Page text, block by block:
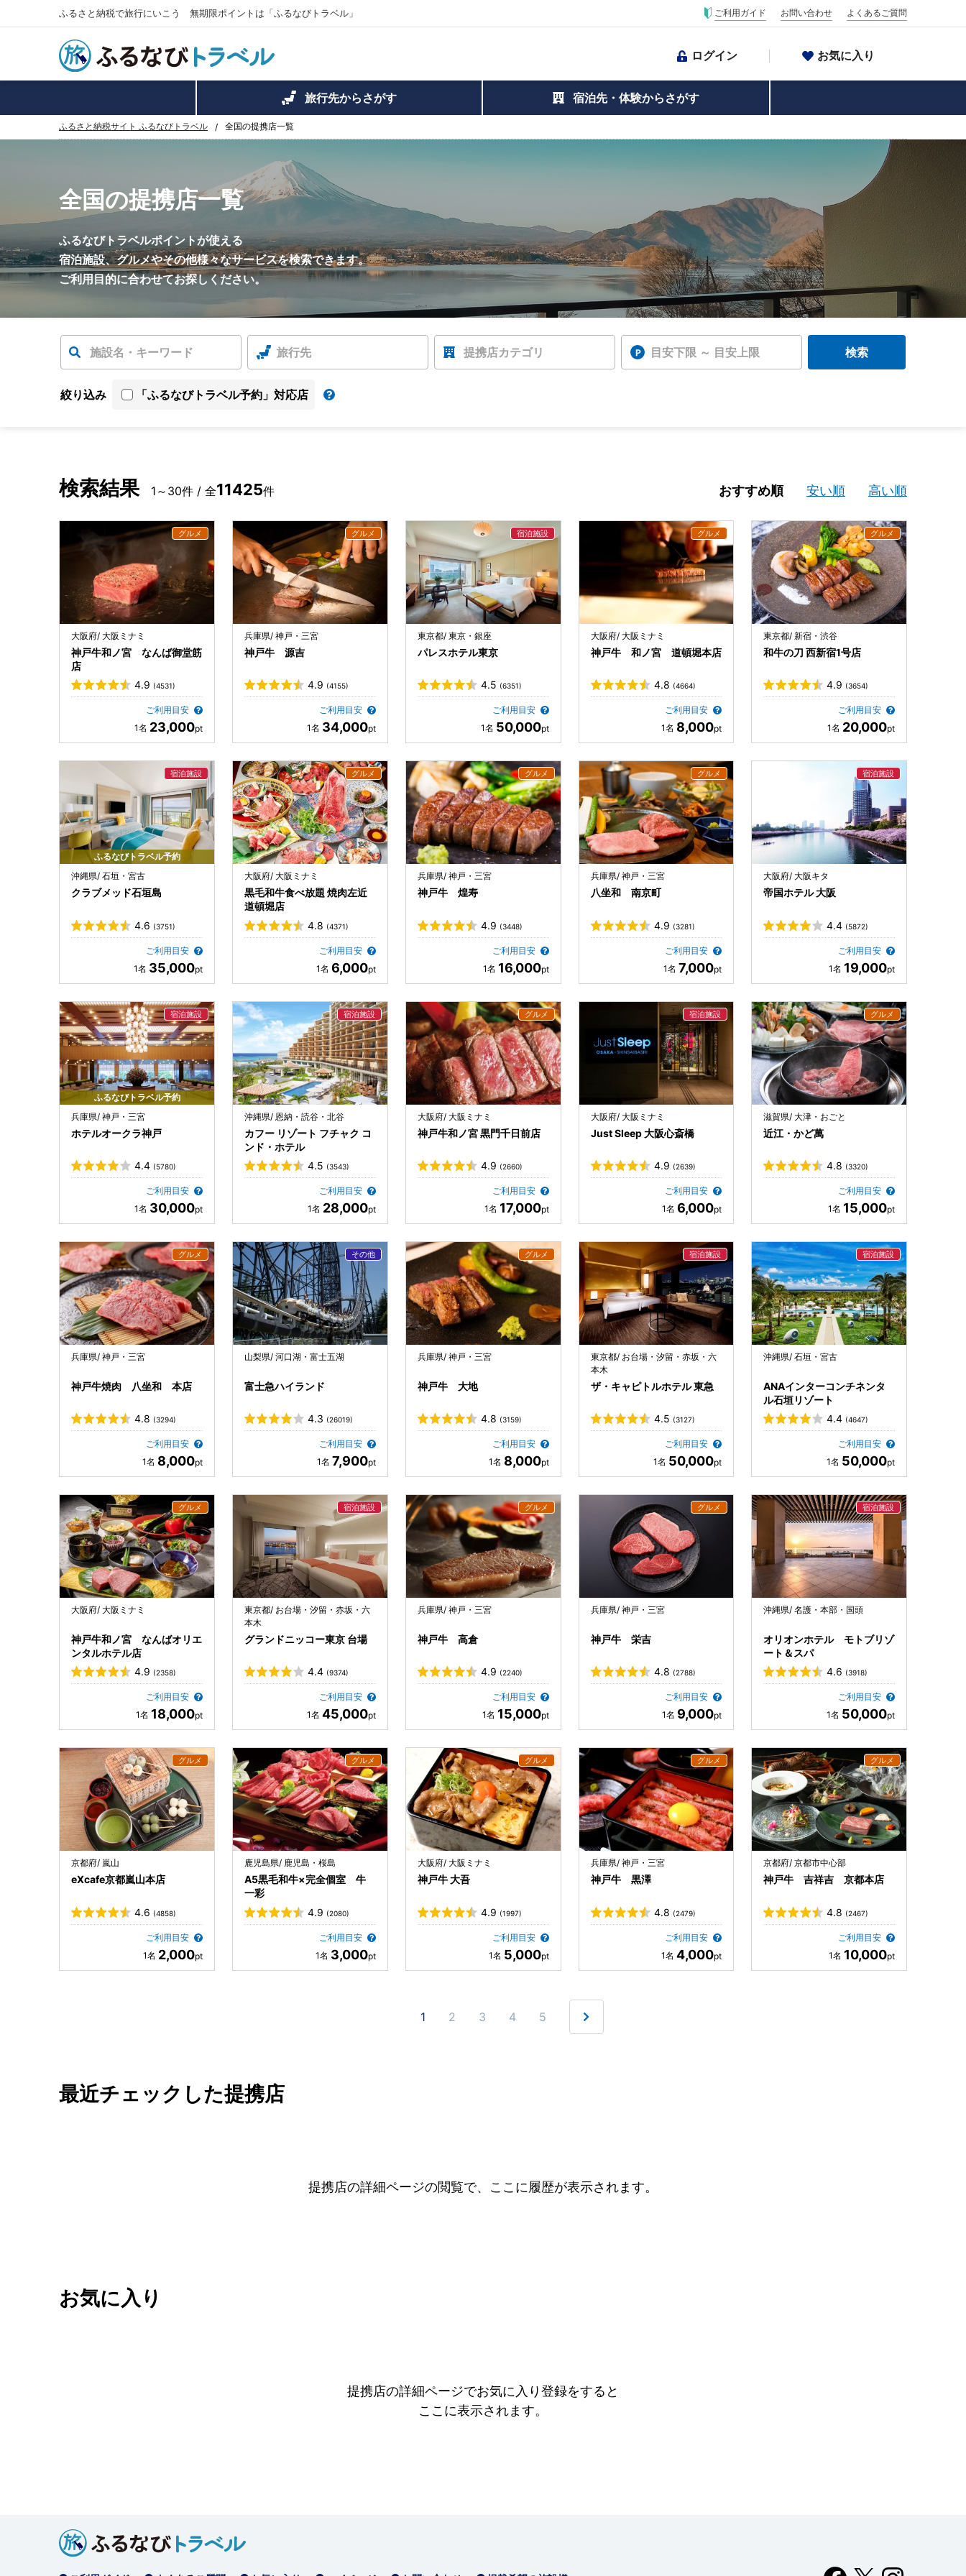
ふるさと納税で旅行にいこう 無期限ポイントは「ふるなびトラベル」 ご利用ガイド お問い合わせ よくあるご質問
ログイン お気に入り
旅行先からさがす 宿泊先・体験からさがす
ふるさと納税サイト ふるなびトラベル 全国の提携店一覧
全国の提携店一覧
ふるなびトラベルポイントが使える
宿泊施設、グルメやその他様々なサービスを検索できます。
ご利用目的に合わせてお探しください。
旅行先 提携店カテゴリ 目安下限 ～ 目安上限
絞り込み 「ふるなびトラベル予約」対応店
検索
検索結果 1～30件 / 全11425件 おすすめ順 安い順 高い順
大阪府/ 大阪ミナミ
神戸牛和ノ宮 なんば御堂筋
店
4.9 (4531)
ご利用目安
23,000
兵庫県/ 神戸・三宮
神戸牛 源吉
4.9 (4155)
ご利用目安
34,000
東京都/ 東京・銀座
パレスホテル東京
4.5 (6351)
ご利用目安
50,000
大阪府/ 大阪ミナミ
神戸牛 和ノ宮 道頓堀本店
4.8 (4664)
ご利用目安
8,000
東京都/ 新宿・渋谷
和牛の刀 西新宿1号店
4.9 (3654)
ご利用目安
20,000
ふるなびトラベル予約
沖縄県/ 石垣・宮古
クラブメッド石垣島
4.6 (3751)
ご利用目安
35,000
大阪府/ 大阪ミナミ
黒毛和牛食べ放題 焼肉左近
道頓堀店
4.8 (4371)
ご利用目安
6,000
兵庫県/ 神戸・三宮
神戸牛 煌寿
4.9 (3448)
ご利用目安
16,000
兵庫県/ 神戸・三宮
八坐和 南京町
4.9 (3281)
ご利用目安
7,000
大阪府/ 大阪キタ
帝国ホテル 大阪
4.4 (5872)
ご利用目安
19,000
ふるなびトラベル予約
兵庫県/ 神戸・三宮
ホテルオークラ神戸
4.4 (5780)
ご利用目安
30,000
沖縄県/ 恩納・読谷・北谷
カフー リゾート フチャク コ
ンド・ホテル
4.5 (3543)
ご利用目安
28,000
大阪府/ 大阪ミナミ
神戸牛和ノ宮 黒門千日前店
4.9 (2660)
ご利用目安
17,000
大阪府/ 大阪ミナミ
Just Sleep 大阪心斎橋
4.9 (2639)
ご利用目安
6,000
滋賀県/ 大津・おごと
近江・かど萬
4.8 (3320)
ご利用目安
15,000
兵庫県/ 神戸・三宮
神戸牛焼肉 八坐和 本店
4.8 (3294)
ご利用目安
8,000
山梨県/ 河口湖・富士五湖
富士急ハイランド
4.3 (26019)
ご利用目安
7,900
兵庫県/ 神戸・三宮
神戸牛 大地
4.8 (3159)
ご利用目安
8,000
東京都/ お台場・汐留・赤坂・六
本木
ザ・キャピトルホテル 東急
4.5 (3127)
ご利用目安
50,000
沖縄県/ 石垣・宮古
ANAインターコンチネンタ
ル石垣リゾート
4.4 (4647)
ご利用目安
50,000
大阪府/ 大阪ミナミ
神戸牛和ノ宮 なんばオリエ
ンタルホテル店
4.9 (2358)
ご利用目安
18,000
東京都/ お台場・汐留・赤坂・六
本木
グランドニッコー東京 台場
4.4 (9374)
ご利用目安
45,000
兵庫県/ 神戸・三宮
神戸牛 高倉
4.9 (2240)
ご利用目安
15,000
兵庫県/ 神戸・三宮
神戸牛 栄吉
4.8 (2788)
ご利用目安
9,000
沖縄県/ 名護・本部・国頭
オリオンホテル モトブリゾ
ート＆スパ
4.6 (3918)
ご利用目安
50,000
京都府/ 嵐山
eXcafe京都嵐山本店
4.6 (4858)
ご利用目安
2,000
鹿児島県/ 鹿児島・桜島
A5黒毛和牛×完全個室 牛
一彩
4.9 (2080)
ご利用目安
3,000
大阪府/ 大阪ミナミ
神戸牛 大吾
4.9 (1997)
ご利用目安
5,000
兵庫県/ 神戸・三宮
神戸牛 黒澤
4.8 (2479)
ご利用目安
4,000
京都府/ 京都市中心部
神戸牛 吉祥吉 京都本店
4.8 (2467)
ご利用目安
10,000
1 2 3 4 5
最近チェックした提携店
提携店の詳細ページの閲覧で、ここに履歴が表示されます。
お気に入り
提携店の詳細ページでお気に入り登録をすると
ここに表示されます。